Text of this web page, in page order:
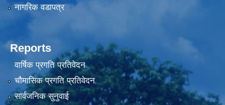
नागरिक वडापत्र
Reports
वार्षिक प्रगति प्रतिवेदन
चौमासिक प्रगति प्रतिवेदन
सार्वजनिक सुनुवाई